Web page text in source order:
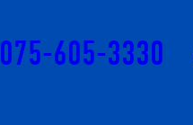
075-605-3330